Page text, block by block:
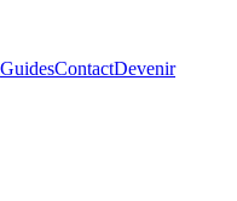
GuidesContactDevenir